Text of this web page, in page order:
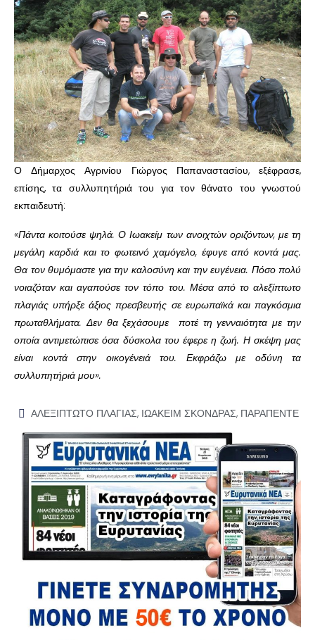
Ο Δήμαρχος Αγρινίου Γιώργος Παπαναστασίου, εξέφρασε,
επίσης, τα συλλυπητήριά του για τον θάνατο του γνωστού
εκπαιδευτή:
«Πάντα κοιτούσε ψηλά. Ο Ιωακείμ των ανοιχτών οριζόντων, με τη
μεγάλη καρδιά και το φωτεινό χαμόγελο, έφυγε από κοντά μας.
Θα τον θυμόμαστε για την καλοσύνη και την ευγένεια. Πόσο πολύ
νοιαζόταν και αγαπούσε τον τόπο του. Μέσα από το αλεξίπτωτο
πλαγιάς υπήρξε άξιος πρεσβευτής σε ευρωπαϊκά και παγκόσμια
πρωταθλήματα. Δεν θα ξεχάσουμε ποτέ τη γενναιότητα με την
οποία αντιμετώπισε όσα δύσκολα του έφερε η ζωή. Η σκέψη μας
είναι κοντά στην οικογένειά του. Εκφράζω με οδύνη τα
συλλυπητήριά μου».
ΑΛΕΞΙΠΤΩΤΟ ΠΛΑΓΙΑΣ, ΙΩΑΚΕΙΜ ΣΚΟΝΔΡΑΣ, ΠΑΡΑΠΕΝΤΕ